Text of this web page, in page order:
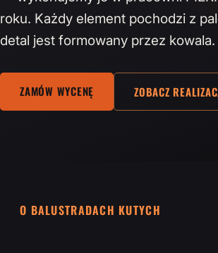
roku. Każdy element pochodzi z
detal jest formowany przez kowala.
ZAMÓW WYCENĘ ZOBACZ
O BALUSTRADACH KUTYCH